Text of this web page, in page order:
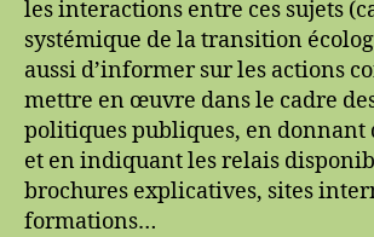
les interactions entre ces sujets
systémique de la transition
aussi d’informer sur les actions
mettre en œuvre dans le cadre
politiques publiques, en donnant
et en indiquant les relais
brochures explicatives, sites
formations…